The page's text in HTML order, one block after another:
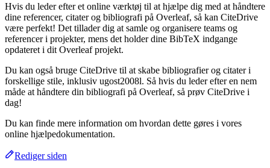
Hvis du leder efter et online værktøj til at hjælpe dig med at håndtere
dine referencer, citater og bibliografi på Overleaf, så kan CiteDrive
være perfekt! Det tillader dig at samle og organisere teams og
referencer i projekter, mens det holder dine BibTeX indgange
opdateret i dit Overleaf projekt.
Du kan også bruge CiteDrive til at skabe bibliografier og citater i
forskellige stile, inklusiv ugost2008l. Så hvis du leder efter en nem
måde at håndtere din bibliografi på Overleaf, så prøv CiteDrive i
dag!
Du kan finde mere information om hvordan dette gøres i vores
online hjælpedokumentation.
Rediger siden